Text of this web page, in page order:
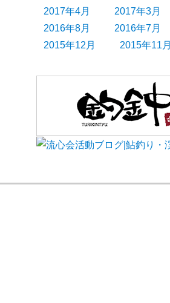
2017年4月
2017年3月
2016年8月
2016年7月
2015年12月
2015年11月